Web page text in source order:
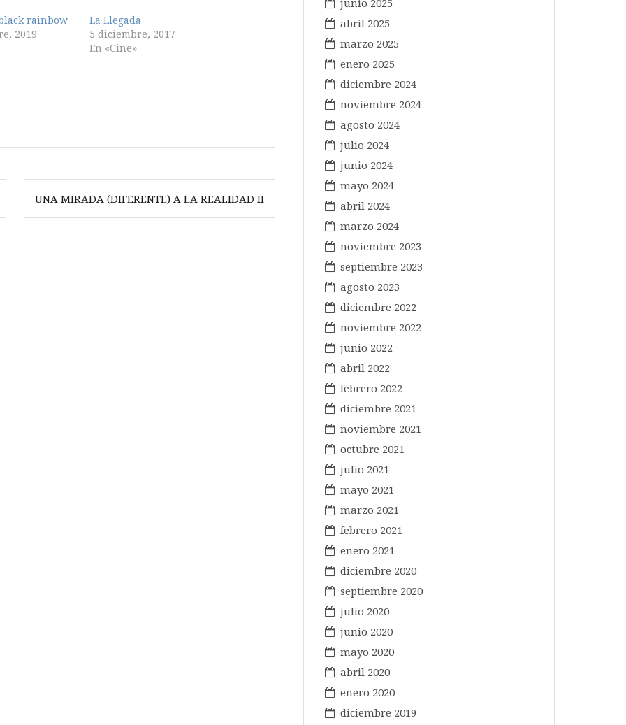
rainbow
2019
La Llegada
5 diciembre, 2017
En «Cine»
UNA MIRADA (DIFERENTE) A LA REALIDAD II
junio 2025
abril 2025
marzo 2025
enero 2025
diciembre 2024
noviembre 2024
agosto 2024
julio 2024
junio 2024
mayo 2024
abril 2024
marzo 2024
noviembre 2023
septiembre 2023
agosto 2023
diciembre 2022
noviembre 2022
junio 2022
abril 2022
febrero 2022
diciembre 2021
noviembre 2021
octubre 2021
julio 2021
mayo 2021
marzo 2021
febrero 2021
enero 2021
diciembre 2020
septiembre 2020
julio 2020
junio 2020
mayo 2020
abril 2020
enero 2020
diciembre 2019